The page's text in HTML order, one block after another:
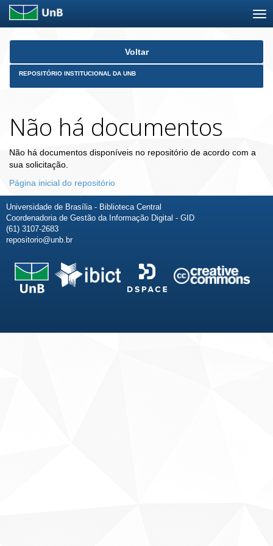
Skip
Voltar
REPOSITÓRIO INSTITUCIONAL DA UNB
Não há documentos
Não há documentos disponíveis no repositório de acordo com a
sua solicitação.
Página inicial do repositório
Universidade de Brasília - Biblioteca Central
Coordenadoria de Gestão da Informação Digital - GID
(61) 3107-2683
repositorio@unb.br